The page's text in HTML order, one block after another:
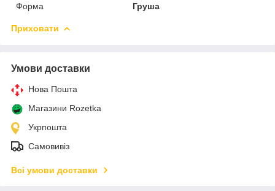
Форма
Груша
Приховати
Умови доставки
Нова Пошта
Магазини Rozetka
Укрпошта
Самовивіз
Всі умови доставки